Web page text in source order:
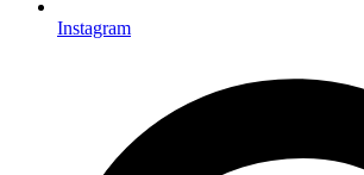
Instagram